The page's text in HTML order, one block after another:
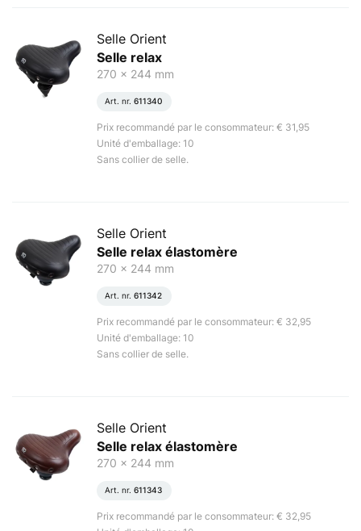
Selle Orient
Selle relax
270 x 244 mm
Art. nr. 611340
Prix recommandé par le consommateur: € 31,95
Unité d'emballage: 10
Sans collier de selle.
Selle Orient
Selle relax élastomère
270 x 244 mm
Art. nr. 611342
Prix recommandé par le consommateur: € 32,95
Unité d'emballage: 10
Sans collier de selle.
Selle Orient
Selle relax élastomère
270 x 244 mm
Art. nr. 611343
Prix recommandé par le consommateur: € 32,95